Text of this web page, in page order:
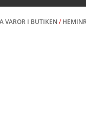
VAROR I BUTIKEN/